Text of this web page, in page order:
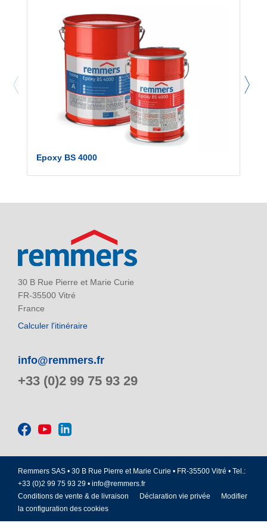
Epoxy BS 4000
30 B Rue Pierre et Marie Curie
FR-35500 Vitré
France
Calculer l'itinéraire
info@remmers.fr
+33 (0)2 99 75 93 29
Remmers SAS • 30 B Rue Pierre et Marie Curie • FR-35500 Vitré • Tel.:
+33 (0)2 99 75 93 29 • info@remmers.fr
Conditions de vente & de livraison
Déclaration vie privée
Modifier
la configuration des cookies